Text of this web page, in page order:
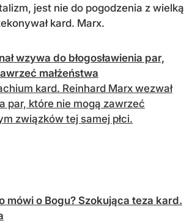
jest nie do pogodzenia z wielką
kard. Marx.
wzywa do błogosławienia par,
małżeństwa
kard. Reinhard Marx wezwał
par, które nie mogą zawrzeć
związków tej samej płci.
mówi o Bogu? Szokująca teza kard.